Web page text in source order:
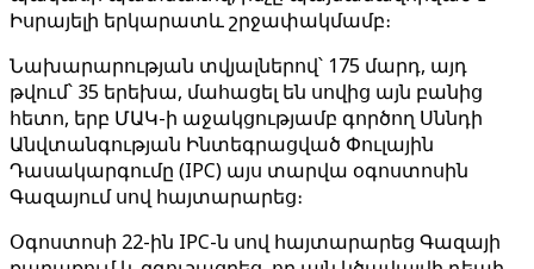
Իսրայելի երկարատև շրջափակմամբ։
Նախարարության տվյալներով՝ 175 մարդ, այդ
թվում՝ 35 երեխա, մահացել են սովից այն բանից
հետո, երբ ՄԱԿ-ի աջակցությամբ գործող Սննդի
Անվտանգության Ինտեգրացված Փուլային
Դասակարգումը (IPC) այս տարվա օգոստոսին
Գազայում սով հայտարարեց։
Օգոստոսի 22-ին IPC-ն սով հայտարարեց Գազայի